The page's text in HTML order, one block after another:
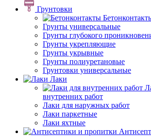
Грунтовки
Грунты универсальные
Грунты глубокого
Грунты укрепляющие
Грунты укрывные
Грунты полиуретановые
Грунтовки универсальные
Лаки
внутренних работ
Лаки для наружных работ
Лаки паркетные
Лаки яхтные